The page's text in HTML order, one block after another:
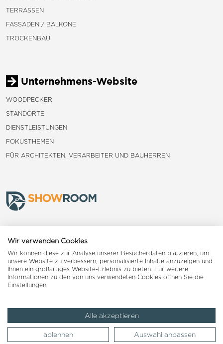
TERRASSEN
FASSADEN / BALKONE
TROCKENBAU
Unternehmens-Website
WOODPECKER
STANDORTE
DIENSTLEISTUNGEN
FOKUSTHEMEN
FÜR ARCHITEKTEN, VERARBEITER UND BAUHERREN
Landquart
Reiden
Impressum AGB Datenschutzerklärung
Wir verwenden Cookies
Wir können diese zur Analyse unserer Besucherdaten platzieren, um
unsere Website zu verbessern, personalisierte Inhalte anzuzeigen und
Ihnen ein großartiges Website-Erlebnis zu bieten. Für weitere
Informationen zu den von uns verwendeten Cookies öffnen Sie die
Einstellungen.
Alle akzeptieren
ablehnen Auswahl anpassen